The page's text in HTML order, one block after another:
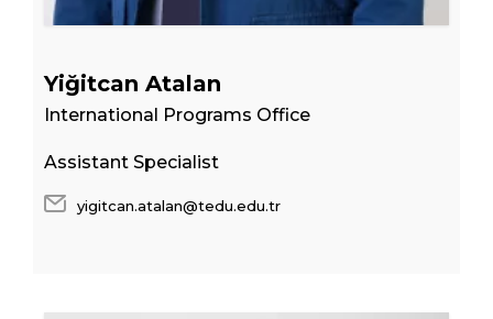
Yiğitcan Atalan
International Programs Office
Assistant Specialist
yigitcan.atalan@tedu.edu.tr